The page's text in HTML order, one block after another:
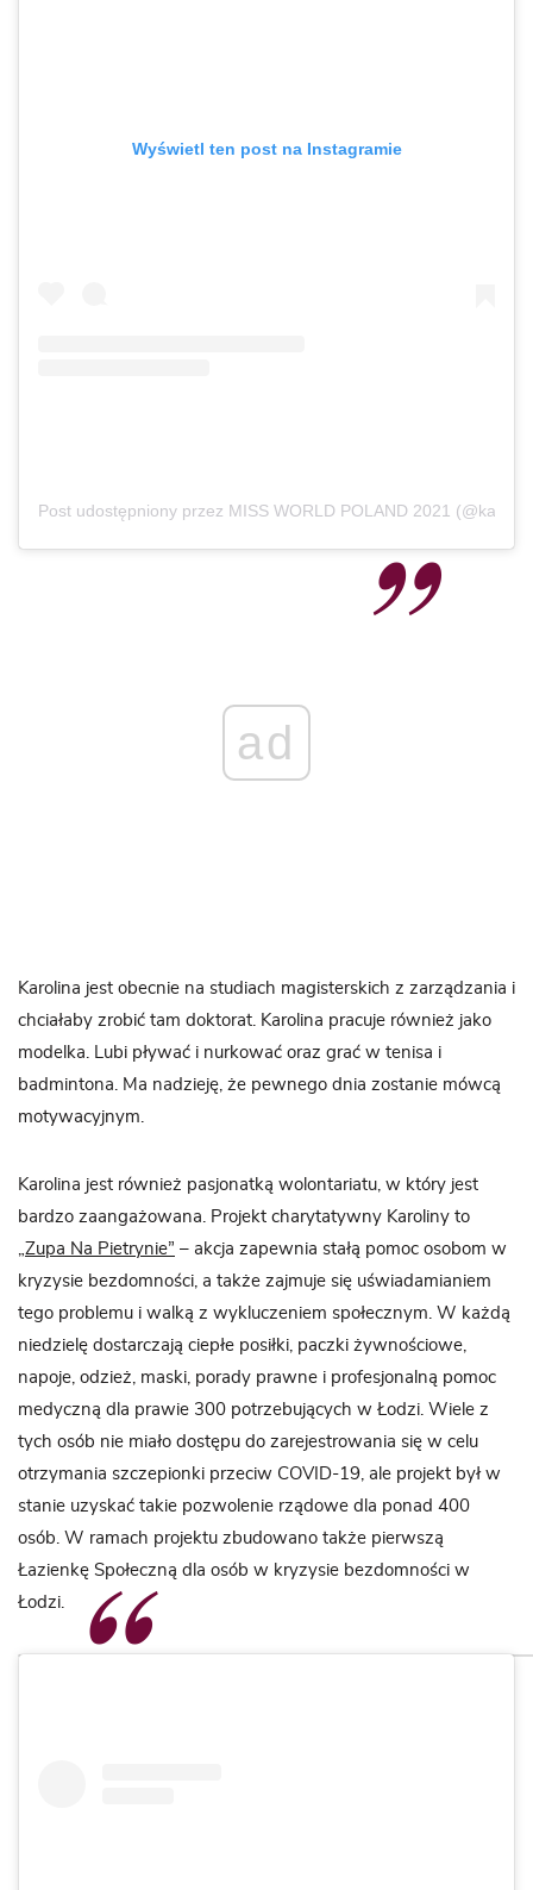
Wyświetl ten post na Instagramie
Post udostępniony przez MISS WORLD POLAND 2021
ad
Karolina jest obecnie na studiach magisterskich z zarządzania i
chciałaby zrobić tam doktorat. Karolina pracuje również jako
modelka. Lubi pływać i nurkować oraz grać w tenisa i
badmintona. Ma nadzieję, że pewnego dnia zostanie mówcą
motywacyjnym.
Karolina jest również pasjonatką wolontariatu, w który jest
bardzo zaangażowana. Projekt charytatywny Karoliny to
„Zupa Na Pietrynie” – akcja zapewnia stałą pomoc osobom w
kryzysie bezdomności, a także zajmuje się uświadamianiem
tego problemu i walką z wykluczeniem społecznym. W każdą
niedzielę dostarczają ciepłe posiłki, paczki żywnościowe,
napoje, odzież, maski, porady prawne i profesjonalną pomoc
medyczną dla prawie 300 potrzebujących w Łodzi. Wiele z
tych osób nie miało dostępu do zarejestrowania się w celu
otrzymania szczepionki przeciw COVID-19, ale projekt był w
stanie uzyskać takie pozwolenie rządowe dla ponad 400
osób. W ramach projektu zbudowano także pierwszą
Łazienkę Społeczną dla osób w kryzysie bezdomności w
Łodzi.